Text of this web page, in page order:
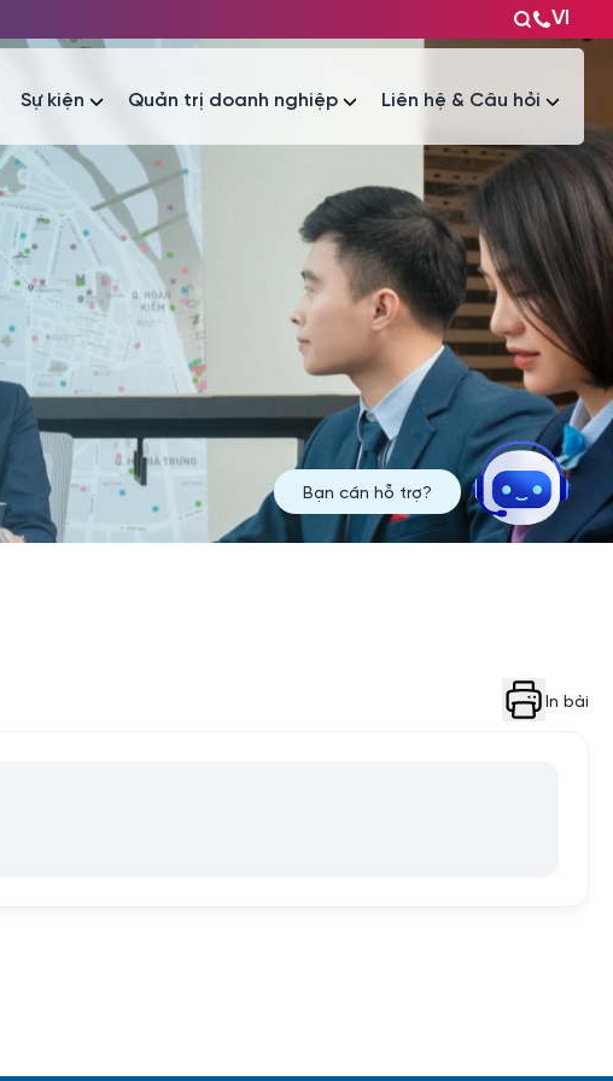
VI
Sự kiện
Sự kiện Quản trị doanh nghiệp Liên hệ & Câu hỏi
Sự kiện Tài liệu
In bài
Bạn cần hỗ trợ?